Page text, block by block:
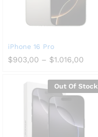
iPhone 16 Pro
$903,00 – $1.016,00
Out Of Stock